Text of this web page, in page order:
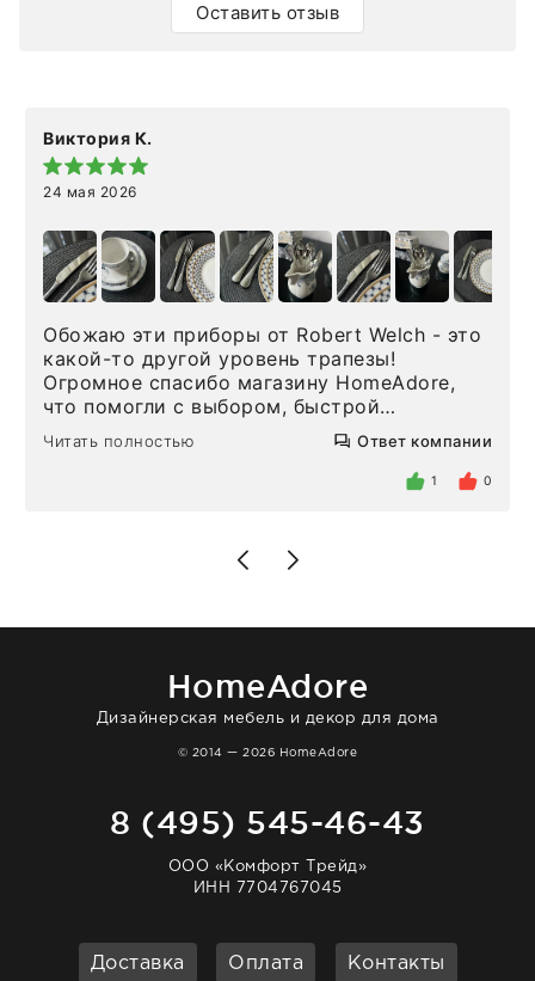
Оставить отзыв
Виктория К.
24 мая 2026
Обожаю эти приборы от Robert Welch - это
какой-то другой уровень трапезы!
Огромное спасибо магазину HomeAdore,
что помогли с выбором, быстрой
доставкой и высоким сервисом. Один раз
была здесь лично, забирала чайные ложки,
внутри очень много антикварной посуды,
Позже заказывала остальные приборы -
доставили сдэком на следующий день к
отвечает очень быстро. Взаимодействием
Читать полностью Ответ компании
1 0
HomeAdore
Дизайнерская мебель и декор для дома
© 2014 — 2026 HomeAdore
8 (495) 545-46-43
ООО «Комфорт Трейд»
ИНН 7704767045
Доставка Оплата Контакты